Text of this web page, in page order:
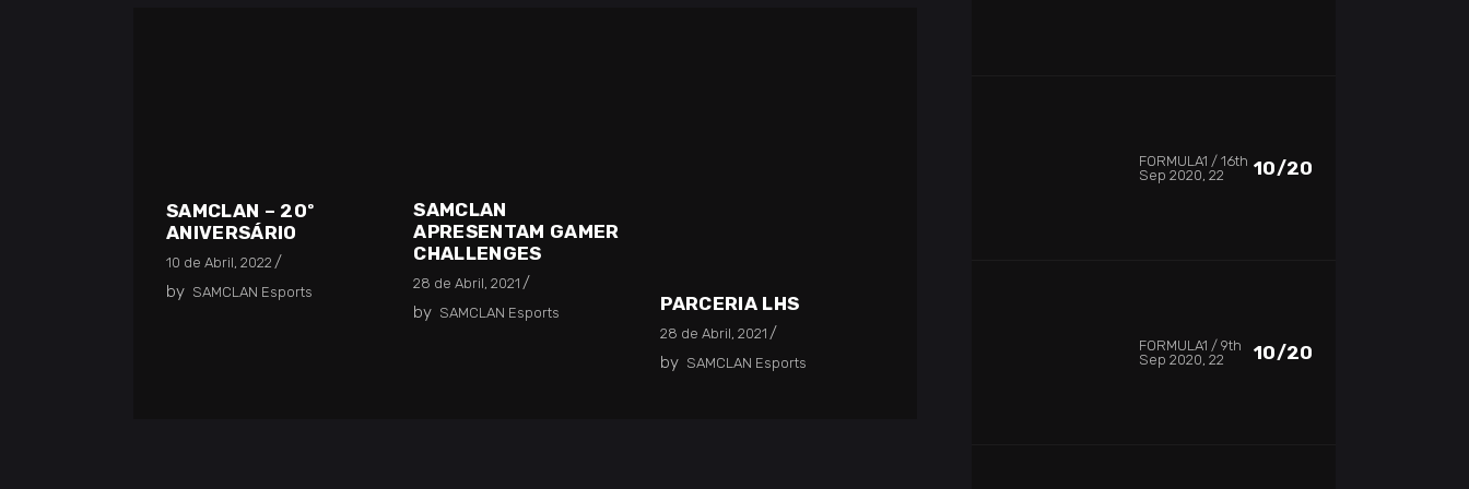
SAMCLAN – 20º
ANIVERSÁRIO
10 de Abril, 2022
by SAMCLAN Esports
SAMCLAN
APRESENTAM GAMER
CHALLENGES
28 de Abril, 2021
by SAMCLAN Esports PARCERIA LHS
28 de Abril, 2021
by SAMCLAN Esports
FORMULA1
16th
Sep 2020, 22
10/20
FORMULA1
9th
Sep 2020, 22
10/20